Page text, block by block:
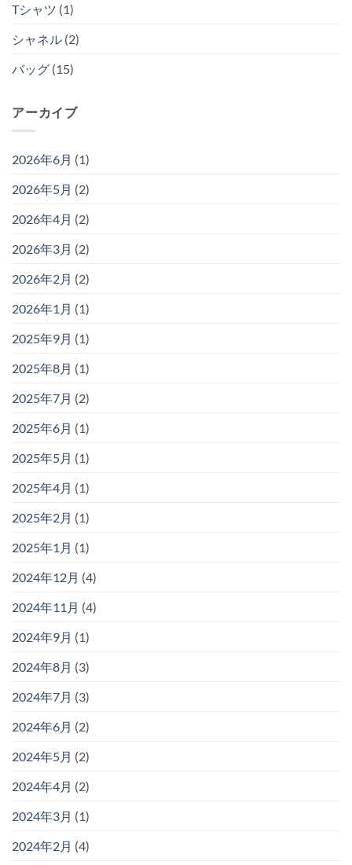
Tシャツ (1)
シャネル (2)
バッグ (15)
アーカイブ
2026年6月 (1)
2026年5月 (2)
2026年4月 (2)
2026年3月 (2)
2026年2月 (2)
2026年1月 (1)
2025年9月 (1)
2025年8月 (1)
2025年7月 (2)
2025年6月 (1)
2025年5月 (1)
2025年4月 (1)
2025年2月 (1)
2025年1月 (1)
2024年12月 (4)
2024年11月 (4)
2024年9月 (1)
2024年8月 (3)
2024年7月 (3)
2024年6月 (2)
2024年5月 (2)
2024年4月 (2)
2024年3月 (1)
2024年2月 (4)